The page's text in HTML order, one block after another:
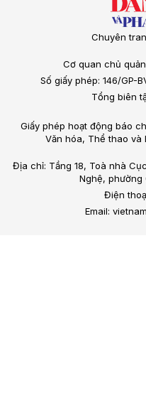
Chuyên
Cơ quan chủ
Số giấy phép: 146/GP-
Tổng biên
Giấy phép hoạt động báo
Văn hóa, Thể thao và
Địa chỉ: Tầng 18, Toà nhà
Nghệ, phường
Điện
Email: